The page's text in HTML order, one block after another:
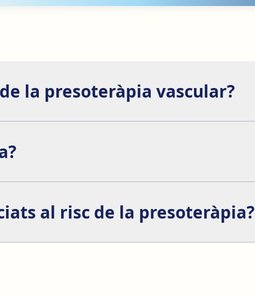
la presoteràpia vascular?
regular.
al risc de la presoteràpia?